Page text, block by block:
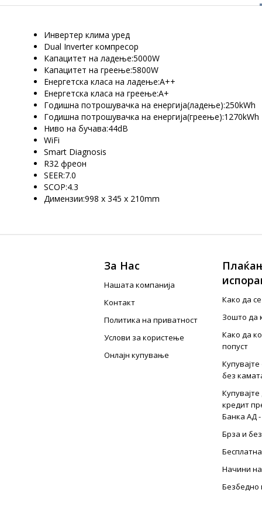
Инвертер клима уред
Dual Inverter компресор
Капацитет на ладење:5000W
Капацитет на греење:5800W
Енергетска класа на ладење:А++
Енергетска класа на греење:А+
Годишна потрошувачка на енергија(ладење):250kWh
Годишна потрошувачка на енергија(греење):1270kWh
Ниво на бучава:44dB
WiFi
Smart Diagnosis
R32 фреон
SEER:7.0
SCOP:4.3
Димензии:998 x 345 x 210mm
За Нас
Нашата компанија
Контакт
Политика на приватност
Услови за користење
Онлајн купување
Како да
Зошто да
Како да
попуст
без
кредит
Банка АД -
Брза и
Начини
Безбедно